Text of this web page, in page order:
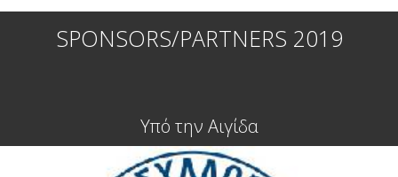
SPONSORS/PARTNERS 2019
Υπό την Αιγίδα